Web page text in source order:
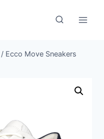
/ Ecco Move Sneakers